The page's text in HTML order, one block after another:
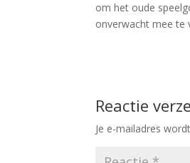
om het oude
onverwacht mee te
Reactie
Je e-mailadres